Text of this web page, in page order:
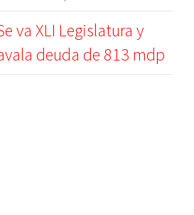
va XLI Legislatura y
deuda de 813 mdp